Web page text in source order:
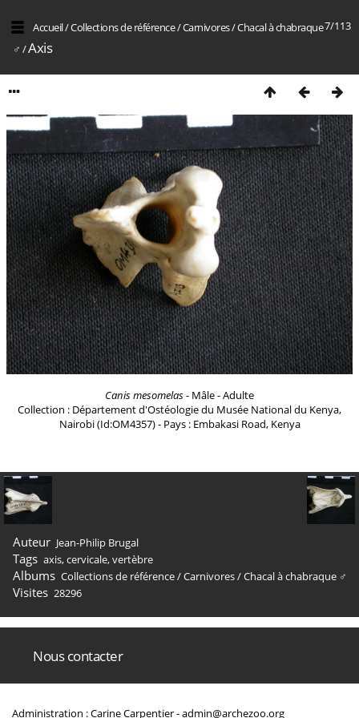
7/113
Accueil/Collections de référence/Carnivores/Chacal à chabraque
♂ /Axis
Canis mesomelas- Mâle - Adulte
Collection : Département d'Ostéologie du Musée National du Kenya,
Nairobi (Id:OM4357) - Pays : Embakasi Road, Kenya
Auteur Jean-Philip Brugal
Tags axis,cervicale,vertèbre
Albums Collections de référence/Carnivores/Chacal à chabraque ♂
Visites 28296
Nous contacter
Administration : Carine Carpentier -admin@archezoo.org